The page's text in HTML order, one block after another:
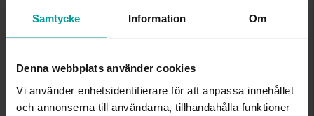
Samtycke Information Om
Denna webbplats använder cookies
Vi använder enhetsidentifierare för att anpassa innehållet
och annonserna till användarna, tillhandahålla funktioner
INFO
BREDD CA (MM)
0,8-6,8
HÖJD CA (MM)
LÄNGD CA (CM)
17,0+1,0+1,0
VARUMÄRKE
Albrekts Guld